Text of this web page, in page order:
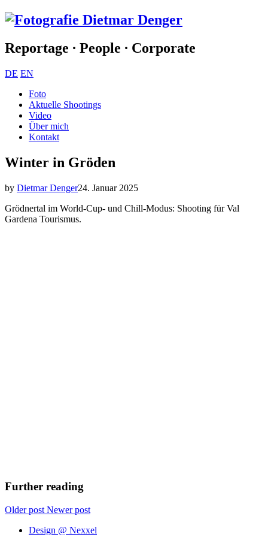
Reportage ∙ People ∙ Corporate
DE EN
Foto
Aktuelle Shootings
Video
Über mich
Kontakt
Winter in Gröden
by Dietmar Denger24. Januar 2025
Grödnertal im World-Cup- und Chill-Modus: Shooting für Val
Gardena Tourismus.
Further reading
Older post Newer post
Design @ Nexxel